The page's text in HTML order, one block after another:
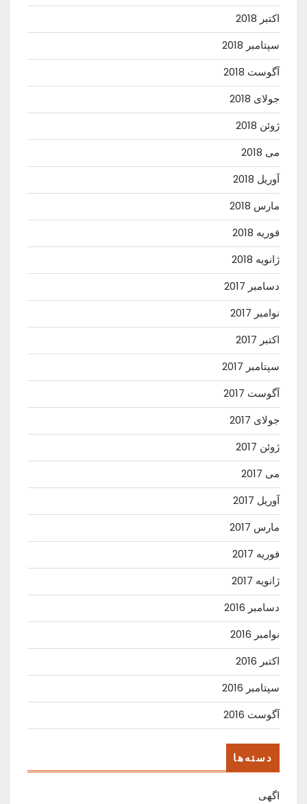
اکتبر 2018
سپتامبر 2018
آگوست 2018
جولای 2018
ژوئن 2018
می 2018
آوریل 2018
مارس 2018
فوریه 2018
ژانویه 2018
دسامبر 2017
نوامبر 2017
اکتبر 2017
سپتامبر 2017
آگوست 2017
جولای 2017
ژوئن 2017
می 2017
آوریل 2017
مارس 2017
فوریه 2017
ژانویه 2017
دسامبر 2016
نوامبر 2016
اکتبر 2016
سپتامبر 2016
آگوست 2016
دسته‌ها
اگهی